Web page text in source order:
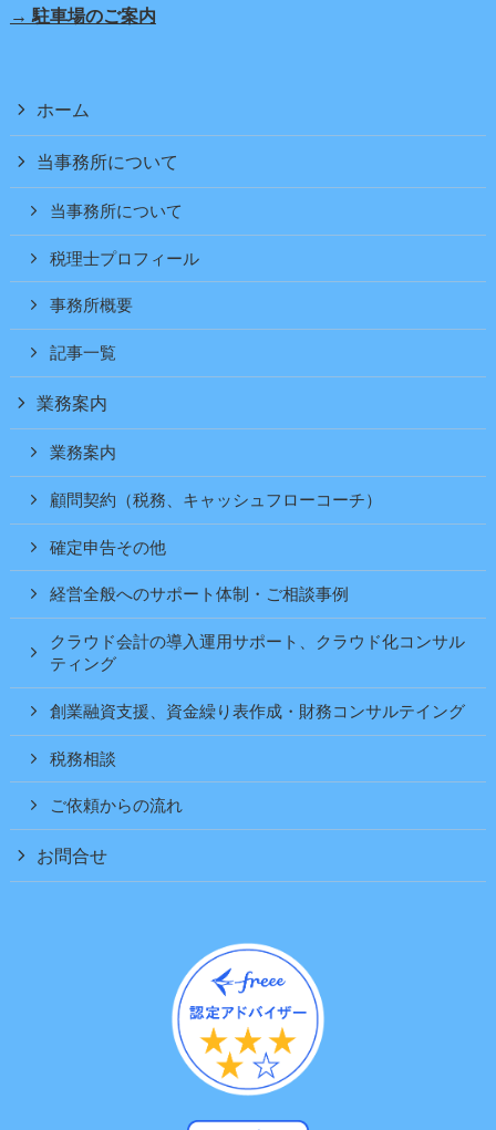
→ 駐車場のご案内
ホーム
当事務所について
当事務所について
税理士プロフィール
事務所概要
記事一覧
業務案内
業務案内
顧問契約（税務、キャッシュフローコーチ）
確定申告その他
経営全般へのサポート体制・ご相談事例
クラウド会計の導入運用サポート、クラウド化コンサル
ティング
創業融資支援、資金繰り表作成・財務コンサルテイング
税務相談
ご依頼からの流れ
お問合せ